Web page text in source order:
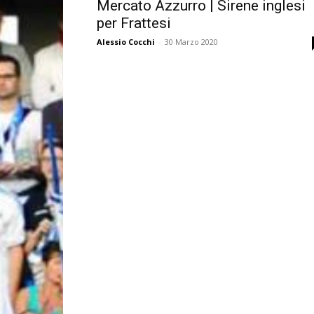
Mercato Azzurro | Sirene inglesi
per Frattesi
Alessio Cocchi - 30 Marzo 2020